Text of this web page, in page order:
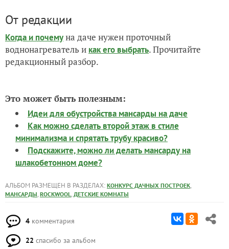
От редакции
Когда и почемуна даче нужен проточный
воднонагреватель и как его выбрать. Прочитайте
редакционный разбор.
Это может быть полезным:
Идеи для обустройства мансарды на даче
Как можно сделать второй этаж в стиле
минимализма и спрятать трубу красиво?
Подскажите, можно ли делать мансарду на
шлакобетонном доме?
АЛЬБОМ РАЗМЕЩЕН В РАЗДЕЛАХ: КОНКУРС ДАЧНЫХ ПОСТРОЕК,
МАНСАРДЫ, ROCKWOOL, ДЕТСКИЕ КОМНАТЫ
4 комментария
22 спасибо за альбом